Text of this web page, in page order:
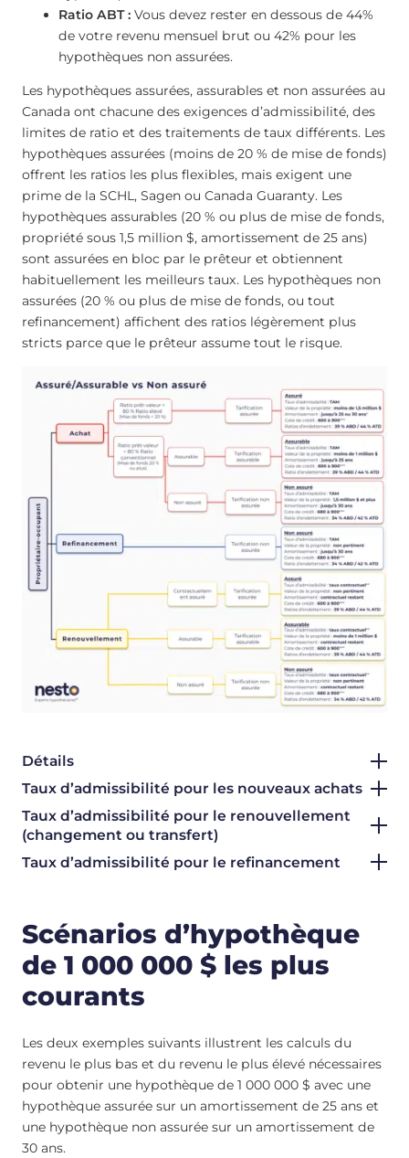
Ratio ABT : Vous devez rester en dessous de 44%
de votre revenu mensuel brut ou 42% pour les
hypothèques non assurées.
Les hypothèques assurées, assurables et non assurées au
Canada ont chacune des exigences d’admissibilité, des
limites de ratio et des traitements de taux différents. Les
hypothèques assurées (moins de 20 % de mise de fonds)
offrent les ratios les plus flexibles, mais exigent une
prime de la SCHL, Sagen ou Canada Guaranty. Les
hypothèques assurables (20 % ou plus de mise de fonds,
propriété sous 1,5 million $, amortissement de 25 ans)
sont assurées en bloc par le prêteur et obtiennent
habituellement les meilleurs taux. Les hypothèques non
assurées (20 % ou plus de mise de fonds, ou tout
refinancement) affichent des ratios légèrement plus
stricts parce que le prêteur assume tout le risque.
Détails
Taux d’admissibilité pour les nouveaux achats
Taux d’admissibilité pour le renouvellement
(changement ou transfert)
Taux d’admissibilité pour le refinancement
Scénarios d’hypothèque
de 1 000 000 $ les plus
courants
Les deux exemples suivants illustrent les calculs du
revenu le plus bas et du revenu le plus élevé nécessaires
pour obtenir une hypothèque de 1 000 000 $ avec une
hypothèque assurée sur un amortissement de 25 ans et
une hypothèque non assurée sur un amortissement de
30 ans.